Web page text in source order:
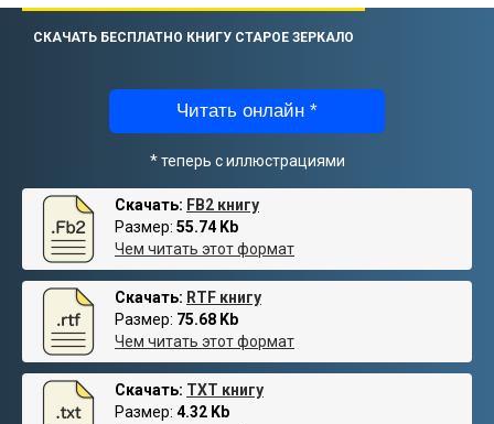
СКАЧАТЬ БЕСПЛАТНО КНИГУ СТАРОЕ ЗЕРКАЛО
Читать онлайн *
* теперь с иллюстрациями
Скачать: FB2 книгу
Размер: 55.74 Kb
Чем читать этот формат
Скачать: RTF книгу
Размер: 75.68 Kb
Чем читать этот формат
Скачать: TXT книгу
Размер: 4.32 Kb